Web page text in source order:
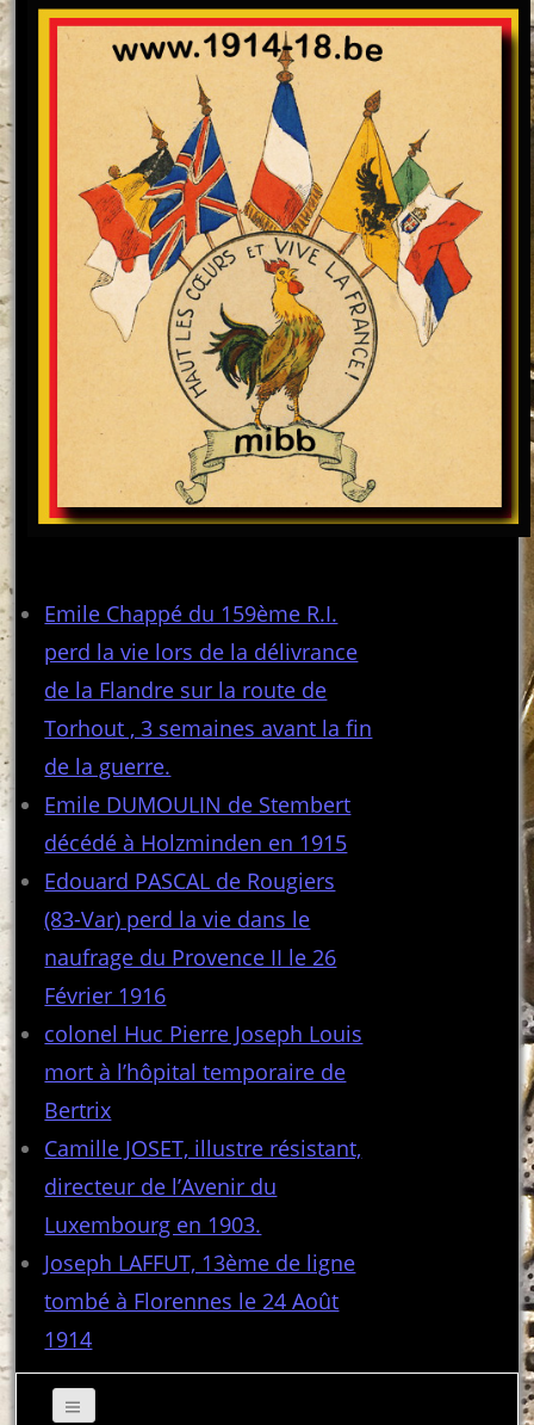
Emile Chappé du 159ème R.I.
perd la vie lors de la délivrance
de la Flandre sur la route de
Torhout , 3 semaines avant la fin
de la guerre.
Emile DUMOULIN de Stembert
décédé à Holzminden en 1915
Edouard PASCAL de Rougiers
(83-Var) perd la vie dans le
naufrage du Provence II le 26
Février 1916
colonel Huc Pierre Joseph Louis
mort à l’hôpital temporaire de
Bertrix
Camille JOSET, illustre résistant,
directeur de l’Avenir du
Luxembourg en 1903.
Joseph LAFFUT, 13ème de ligne
tombé à Florennes le 24 Août
1914